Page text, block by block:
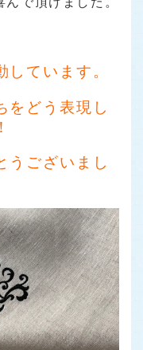
しています。
をどう表現し
うございまし